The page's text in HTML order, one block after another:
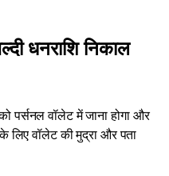
धनराशि निकाल
वॉलेट में जाना होगा और
लिए वॉलेट की मुद्रा और पता